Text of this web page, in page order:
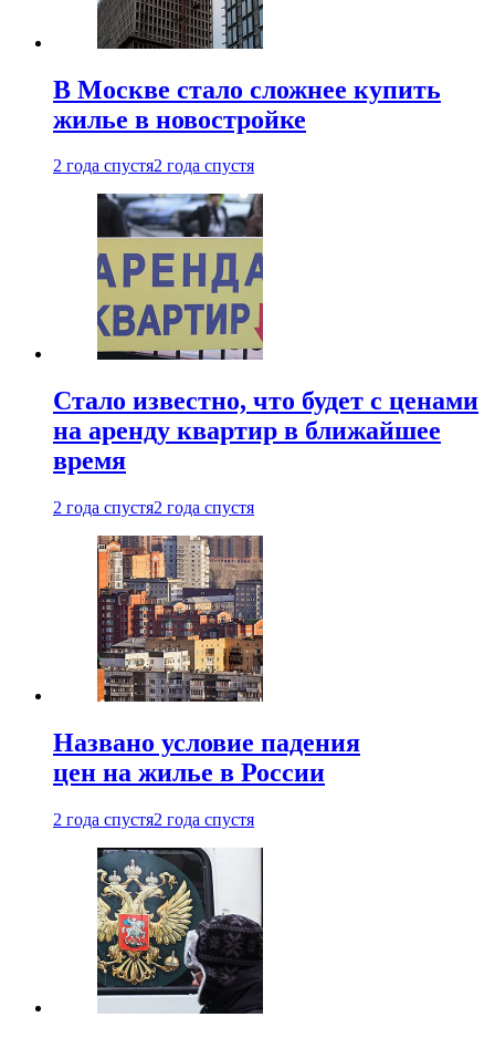
В Москве стало сложнее купить
жилье в новостройке
2 года спустя2 года спустя
Стало известно, что будет с ценами
на аренду квартир в ближайшее
время
2 года спустя2 года спустя
Названо условие падения
цен на жилье в России
2 года спустя2 года спустя